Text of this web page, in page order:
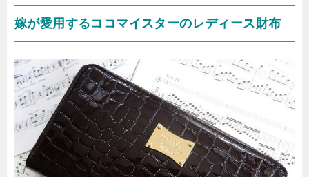
嫁が愛用するココマイスターのレディース財布